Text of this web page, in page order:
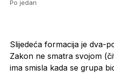
Po jedan
Slijedeća formacija je dva-
Zakon ne smatra svojom
ima smisla kada se grupa